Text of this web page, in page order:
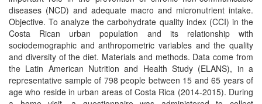
diseases (NCD) and adequate macro and micronutrient intake.
Objective. To analyze the carbohydrate quality index (CCI) in the
Costa Rican urban population and its relationship with
sociodemographic and anthropometric variables and the quality
and diversity of the diet. Materials and methods. Data come from
the Latin American Nutrition and Health Study (ELANS), in a
representative sample of 798 people between 15 and 65 years of
age who reside in urban areas of Costa Rica (2014-2015). During